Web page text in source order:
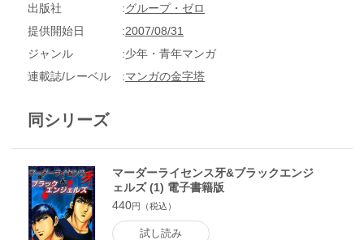
出版社
グループ・ゼロ
提供開始日
2007/08/31
ジャンル
少年・青年マンガ
連載誌/レーベル
マンガの金字塔
同シリーズ
マーダーライセンス牙&ブラックエンジ
ェルズ (1) 電子書籍版
440円（税込）
試し読み